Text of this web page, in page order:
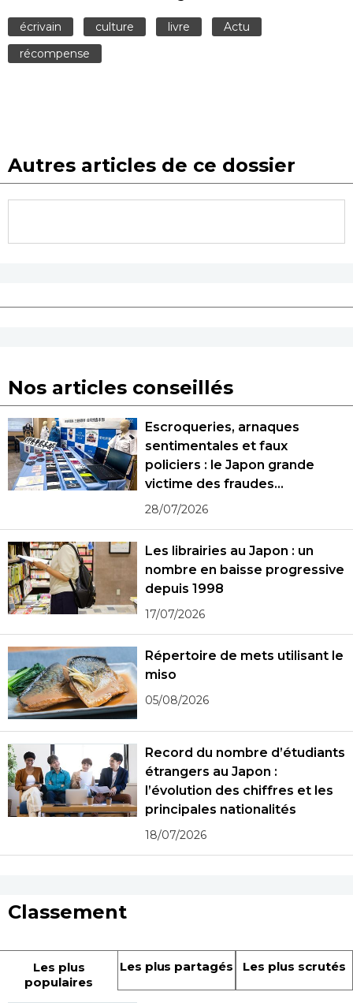
écrivain culture livre
Actu
récompense
Autres articles de ce dossier
Nos articles conseillés
Escroqueries, arnaques
sentimentales et faux
policiers : le Japon grande
victime des fraudes
spécialisées
28/07/2026
Les librairies au Japon : un
nombre en baisse progressive
depuis 1998
17/07/2026
Répertoire de mets utilisant le
miso
05/08/2026
Record du nombre d’étudiants
étrangers au Japon :
l’évolution des chiffres et les
principales nationalités
18/07/2026
Classement
Les plus
populaires
Les plus partagés Les plus scrutés